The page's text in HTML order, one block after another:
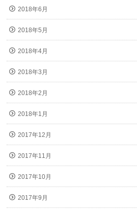
2018年6月
2018年5月
2018年4月
2018年3月
2018年2月
2018年1月
2017年12月
2017年11月
2017年10月
2017年9月